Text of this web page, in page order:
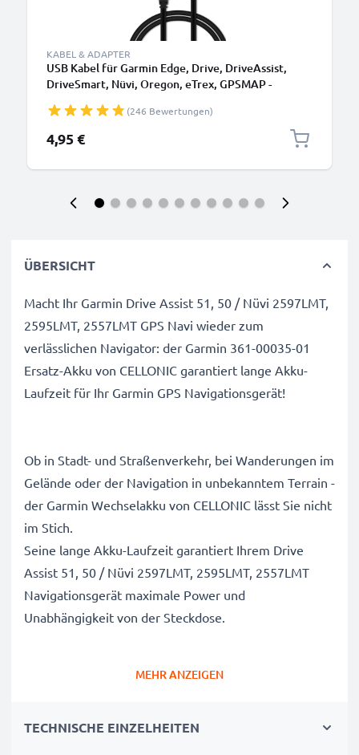
KABEL & ADAPTER
USB Kabel für Garmin Edge, Drive, DriveAssist,
DriveSmart, Nüvi, Oregon, eTrex, GPSMAP -
(246 Bewertungen)
4,95 €
ÜBERSICHT
Macht Ihr Garmin Drive Assist 51, 50 / Nüvi 2597LMT,
2595LMT, 2557LMT GPS Navi wieder zum
verlässlichen Navigator: der Garmin 361-00035-01
Ersatz-Akku von CELLONIC garantiert lange Akku-
Laufzeit für Ihr Garmin GPS Navigationsgerät!
Ob in Stadt- und Straßenverkehr, bei Wanderungen im
Gelände oder der Navigation in unbekanntem Terrain -
der Garmin Wechselakku von CELLONIC lässt Sie nicht
im Stich.
Seine lange Akku-Laufzeit garantiert Ihrem Drive
Assist 51, 50 / Nüvi 2597LMT, 2595LMT, 2557LMT
Navigationsgerät maximale Power und
Unabhängigkeit von der Steckdose.
Marke: CELLONIC Austauschakku
MEHR ANZEIGEN
TECHNISCHE EINZELHEITEN